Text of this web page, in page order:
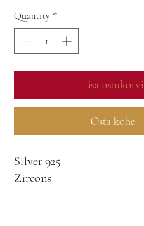
Quantity *
Lisa ostukorvi
Osta kohe
Silver 925
Zircons